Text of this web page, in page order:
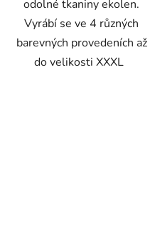
odolné tkaniny ekolen.
Vyrábí se ve 4 různých
barevných provedeních až
do velikosti XXXL